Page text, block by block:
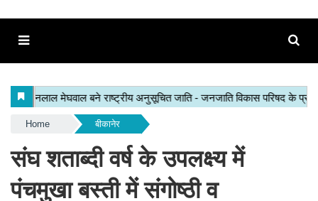
Home बीकानेर
संघ शताब्दी वर्ष के उपलक्ष्य में
पंचमुखा बस्ती में संगोष्ठी व